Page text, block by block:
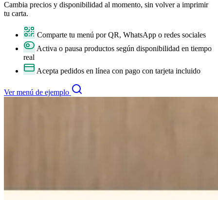
Cambia precios y disponibilidad al momento, sin volver a imprimir
tu carta.
Comparte tu menú por QR, WhatsApp o redes sociales
Activa o pausa productos según disponibilidad en tiempo
real
Acepta pedidos en línea con pago con tarjeta incluido
Ver menú de ejemplo